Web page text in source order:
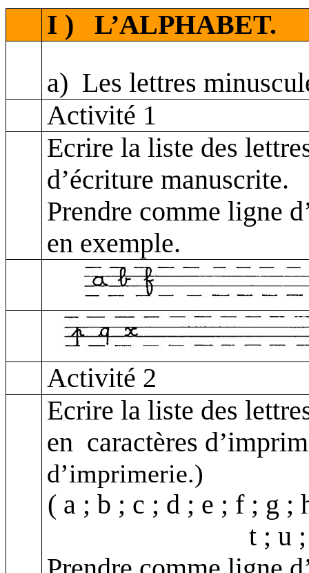
I )
L’ALPHABET.
a) Les lettres
Activité 1
Ecrire la liste des
d’écriture manuscrite.
Prendre comme ligne
en exemple.
Activité 2
Ecrire la liste des
en caractères
d’imprimerie.)
( a ; b ; c ; d ; e ; f ; g ;
t ; u